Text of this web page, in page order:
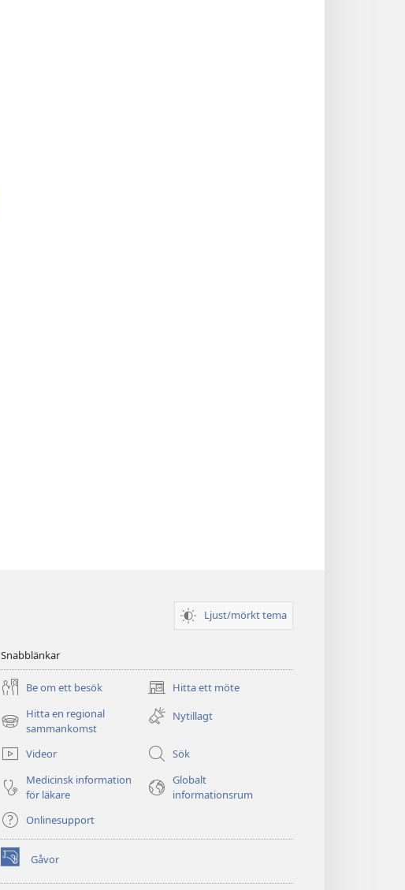
Ljust/mörkt tema
Snabblänkar
Be om ett besök Hitta ett möte
(öppnar
nytt
fönster)
Hitta en regional
sammankomst
(öppnar
fönster)
Nytillagt
Videor
Sök
Medicinsk information
för läkare
Globalt
informationsrum
Onlinesupport
Gåvor
(öppnar
nytt